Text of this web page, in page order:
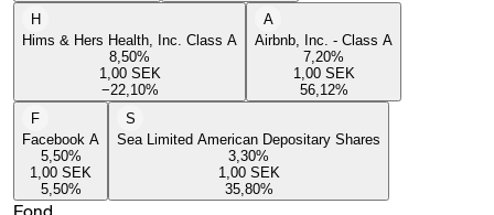
H
Hims & Hers Health, Inc. Class A
8,50%
1,00 SEK
−22,10%
A
Airbnb, Inc. - Class A
7,20%
1,00 SEK
56,12%
F
Facebook A
5,50%
1,00 SEK
5,50%
S
Sea Limited American Depositary Shares
3,30%
1,00 SEK
35,80%